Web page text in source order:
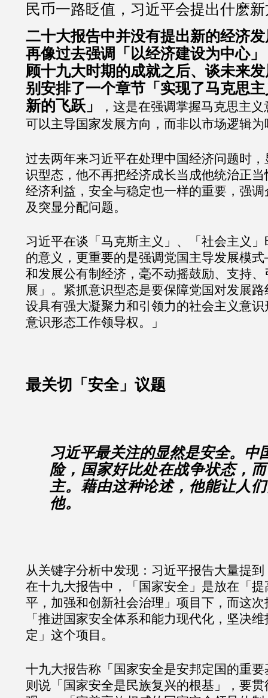
民币一路眨值，习近平会提出什麽
二十大报告中并没有提出新的经济
再像过去强调「以经济建设为中心
顾十九大时期的成就之后、谈未来
别安排了一个章节「实现了马克思
新的飞跃」
，这是在强调掌握马克思主
可以主导国家发展方向，而非以市场逻辑
过去两年来习近平在处理中国经济问题时
识型态，他不再把经济成长当成他统治正
经济利益，安全与稳定也一样的重要，强
及突显分配问题。
习近平在谈「马克斯主义」、「社会主义
的意义，更重要的是强调党国主导发展模
和发展公有制经济，毫不动摇鼓励、支持
展」。紧抓意识型态是要保障党国对发展
设具有强大凝聚力和引领力的社会主义意
意识形态工作领导权。」
最关切「安全」议题
习近平最关注的显然是安全。中
险，国家好比处在战争状态，
主。藉由这种论述，他能让人
他。
从关键字分析中发现：习近平报告大量提
在十九大报告中，「国家安全」是放在「
平，加强和创新社会治理」项目下，而这
「推进国家安全体系和能力现代化，坚决
定」这个项目。
十九大报告称「国家安全是安邦定国的重
则说「国家安全是民族复兴的根基」，要